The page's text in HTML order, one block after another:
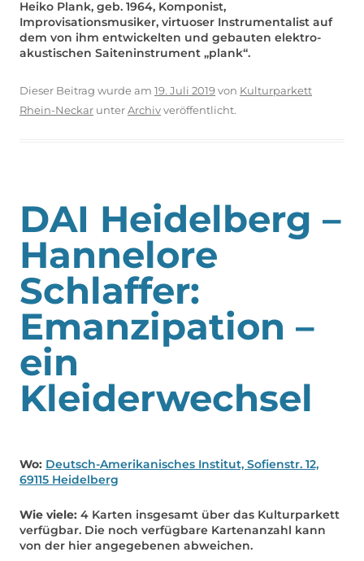
Heiko Plank, geb. 1964, Komponist,
Improvisationsmusiker, virtuoser Instrumentalist auf
dem von ihm entwickelten und gebauten elektro-
akustischen Saiteninstrument „plank“.
Dieser Beitrag wurde am 19. Juli 2019von Kulturparkett
Rhein-Neckar unterArchivveröffentlicht.
DAI Heidelberg –
Hannelore
Schlaffer:
Emanzipation –
ein
Kleiderwechsel
Wo: Deutsch-Amerikanisches Institut, Sofienstr. 12,
69115 Heidelberg
Wie viele: 4 Karten insgesamt über das Kulturparkett
verfügbar. Die noch verfügbare Kartenanzahl kann
von der hier angegebenen abweichen.